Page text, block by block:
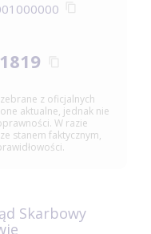
z oficjalnych
aktualne, jednak nie
W razie
stanem faktycznym,
Skarbowy